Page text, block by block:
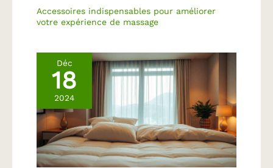
Accessoires indispensables pour améliorer
votre expérience de massage
Déc
18
2024